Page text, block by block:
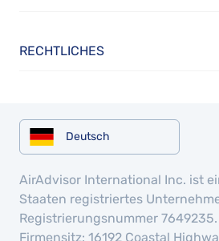
RECHTLICHES
Deutsch
AirAdvisor International Inc. ist
Staaten registriertes
Registrierungsnummer
Firmensitz: 16192 Coastal